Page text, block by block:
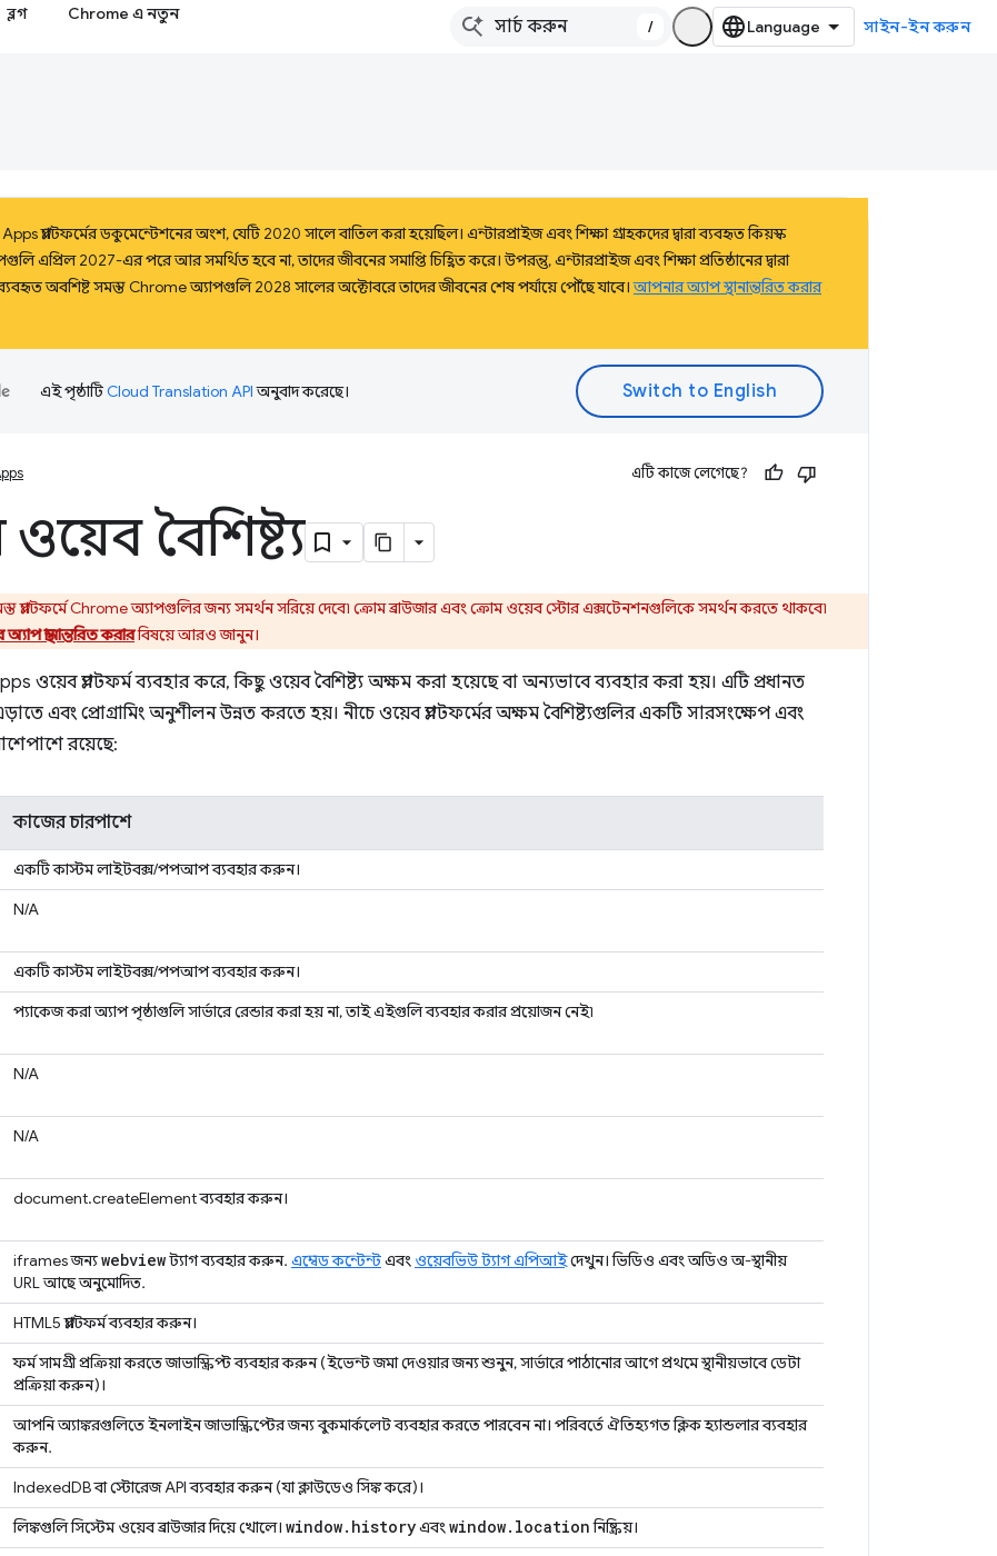
ব্লগ Chrome এ নতুন
/ সাইন-ইন করুন
প্ল্যাটফর্মের ডকুমেন্টেশনের অংশ, যেটি 2020 সালে বাতিল করা হয়েছিল। এন্টারপ্রাইজ এবং শিক্ষা গ্রাহকদের দ্বারা ব্যবহৃত কিয়স্ক
এপ্রিল 2027-এর পরে আর সমর্থিত হবে না, তাদের জীবনের সমাপ্তি চিহ্নিত করে। উপরন্তু, এন্টারপ্রাইজ এবং শিক্ষা প্রতিষ্ঠানের দ্বারা
অবশিষ্ট সমস্ত Chrome অ্যাপগুলি 2028 সালের অক্টোবরে তাদের জীবনের শেষ পর্যায়ে পৌঁছে যাবে।আপনার অ্যাপ স্থানান্তরিত করার
এই পৃষ্ঠাটিCloud Translation APIঅনুবাদ করেছে।
এটি কাজে লেগেছে?
ওয়েব বৈশিষ্ট্য
প্ল্যাটফর্মে Chrome অ্যাপগুলির জন্য সমর্থন সরিয়ে দেবে৷ ক্রোম ব্রাউজার এবং ক্রোম ওয়েব স্টোর এক্সটেনশনগুলিকে সমর্থন করতে থাকবে৷
স্থানান্তরিত করারবিষয়ে আরও জানুন।
ওয়েব প্ল্যাটফর্ম ব্যবহার করে, কিছু ওয়েব বৈশিষ্ট্য অক্ষম করা হয়েছে বা অন্যভাবে ব্যবহার করা হয়। এটি প্রধানত
এবং প্রোগ্রামিং অনুশীলন উন্নত করতে হয়। নীচে ওয়েব প্ল্যাটফর্মের অক্ষম বৈশিষ্ট্যগুলির একটি সারসংক্ষেপ এবং
রয়েছে:
কাজের চারপাশে
একটি কাস্টম লাইটবক্স/পপআপ ব্যবহার করুন।
N/A
একটি কাস্টম লাইটবক্স/পপআপ ব্যবহার করুন।
প্যাকেজ করা অ্যাপ পৃষ্ঠাগুলি সার্ভারে রেন্ডার করা হয় না, তাই এইগুলি ব্যবহার করার প্রয়োজন নেই৷
N/A
N/A
document.createElement ব্যবহার করুন।
iframes জন্যwebviewট্যাগ ব্যবহার করুন. এম্বেড কন্টেন্টএবং ওয়েবভিউ ট্যাগ এপিআইদেখুন। ভিডিও এবং অডিও অ-স্থানীয়
URL আছে অনুমোদিত.
HTML5 প্ল্যাটফর্ম ব্যবহার করুন।
ফর্ম সামগ্রী প্রক্রিয়া করতে জাভাস্ক্রিপ্ট ব্যবহার করুন (ইভেন্ট জমা দেওয়ার জন্য শুনুন, সার্ভারে পাঠানোর আগে প্রথমে স্থানীয়ভাবে ডেটা
প্রক্রিয়া করুন)।
আপনি অ্যাঙ্করগুলিতে ইনলাইন জাভাস্ক্রিপ্টের জন্য বুকমার্কলেট ব্যবহার করতে পারবেন না। পরিবর্তে ঐতিহ্যগত ক্লিক হ্যান্ডলার ব্যবহার
করুন.
IndexedDB বা স্টোরেজ API ব্যবহার করুন (যা ক্লাউডেও সিঙ্ক করে)।
লিঙ্কগুলি সিস্টেম ওয়েব ব্রাউজার দিয়ে খোলে। window. historyএবংwindow. locationনিষ্ক্রিয়।